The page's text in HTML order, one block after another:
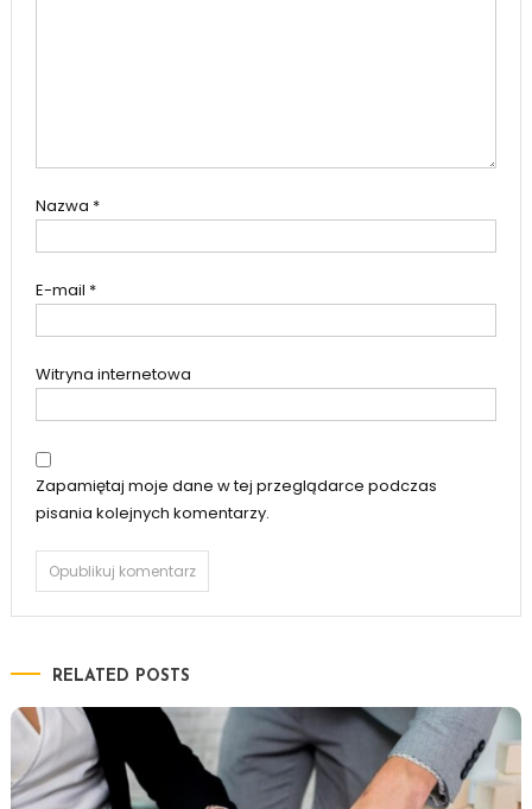
Nazwa *
E-mail *
Witryna internetowa
Zapamiętaj moje dane w tej przeglądarce podczas
pisania kolejnych komentarzy.
RELATED POSTS